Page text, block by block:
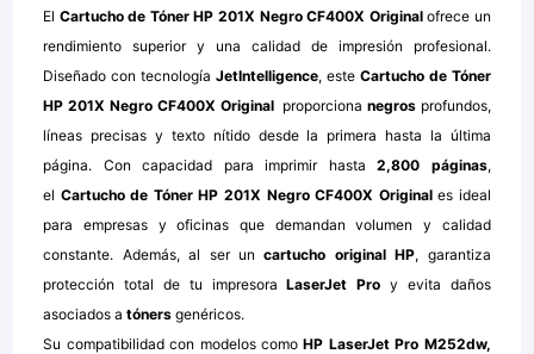
El Cartucho de Tóner HP 201X Negro CF400X Originalofrece un
rendimiento superior y una calidad de impresión profesional.
Diseñado con tecnologíaJetIntelligence, este Cartucho de Tóner
HP 201X Negro CF400X Original proporciona negros profundos,
líneas precisas y texto nítido desde la primera hasta la última
página. Con capacidad para imprimir hasta 2,800 páginas,
el Cartucho de Tóner HP 201X Negro CF400X Originales ideal
para empresas y oficinas que demandan volumen y calidad
constante. Además, al ser uncartucho original HP, garantiza
protección total de tu impresora LaserJet Pro y evita daños
asociados a tóners genéricos.
Su compatibilidad con modelos como HP LaserJet Pro M252dw,